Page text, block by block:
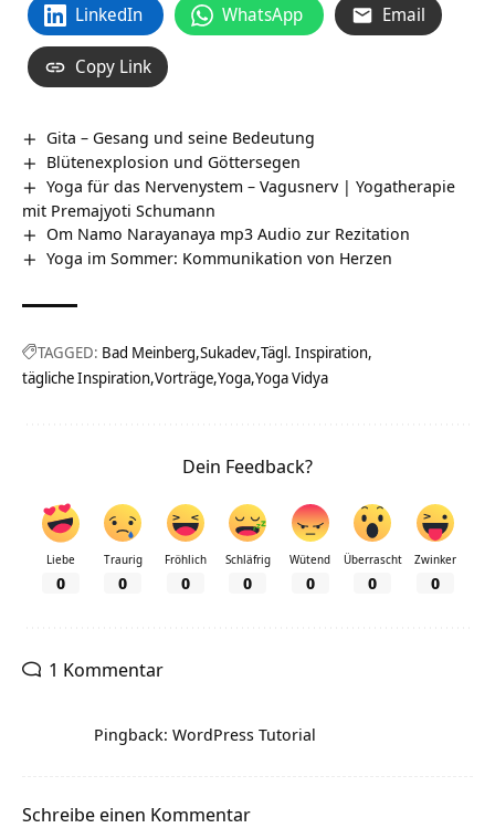
LinkedIn WhatsApp Email
Copy Link
Gita – Gesang und seine Bedeutung
Blütenexplosion und Göttersegen
Yoga für das Nervenystem – Vagusnerv | Yogatherapie
mit Premajyoti Schumann
Om Namo Narayanaya mp3 Audio zur Rezitation
Yoga im Sommer: Kommunikation von Herzen
TAGGED: Bad Meinberg Sukadev Tägl. Inspiration
tägliche Inspiration Vorträge Yoga Yoga Vidya
Dein Feedback?
Liebe
0
Traurig
0
Fröhlich
0
Schläfrig
0
Wütend
0
Überrascht
0
Zwinker
0
1 Kommentar
Pingback: WordPress Tutorial
Schreibe einen Kommentar